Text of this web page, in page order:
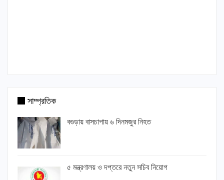
সাম্প্রতিক
বগুড়ায় বাসচাপায় ৬ দিনমজুর নিহত
৫ মন্ত্রণালয় ও দপ্তরে নতুন সচিব নিয়োগ